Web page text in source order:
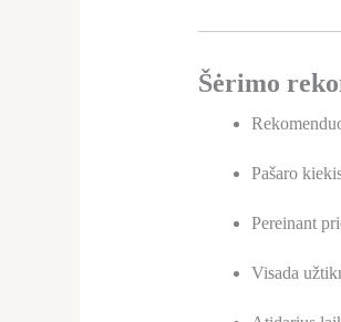
Šėrimo
Pašaro
Pereinant
Visada